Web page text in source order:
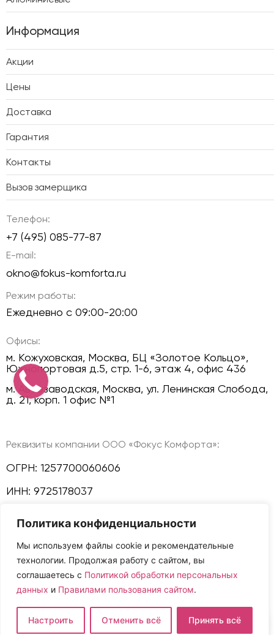
Политика конфиденциальности
Мы используем файлы cookie и рекомендательные
технологии. Продолжая работу с сайтом, вы
соглашаетесь с Политикой обработки персональных
данных и Правилами пользования сайтом.
Настроить Отменить всё Принять всё
Информация
Акции
Цены
Доставка
Гарантия
Контакты
Вызов замерщика
Телефон:
+7 (495) 085-77-87
E-mail:
okno@fokus-komforta.ru
Режим работы:
Ежедневно с 09:00-20:00
Офисы:
м. Кожуховская, Москва, БЦ «Золотое Кольцо»,
Южнопортовая д.5, стр. 1-6, этаж 4, офис 436
м. Автозаводская, Москва, ул. Ленинская Слобода,
д. 21, корп. 1 офис №1
Реквизиты компании ООО «Фокус Комфорта»:
ОГРН: 1257700060606
ИНН: 9725178037
КПП: 772501001
Политика конфиденциальности
Мы в соц сетях:
Сайт и размещенная на нем информация не
являются публичной офертой